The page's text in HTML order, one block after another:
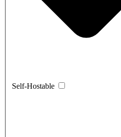
Self-Hostable